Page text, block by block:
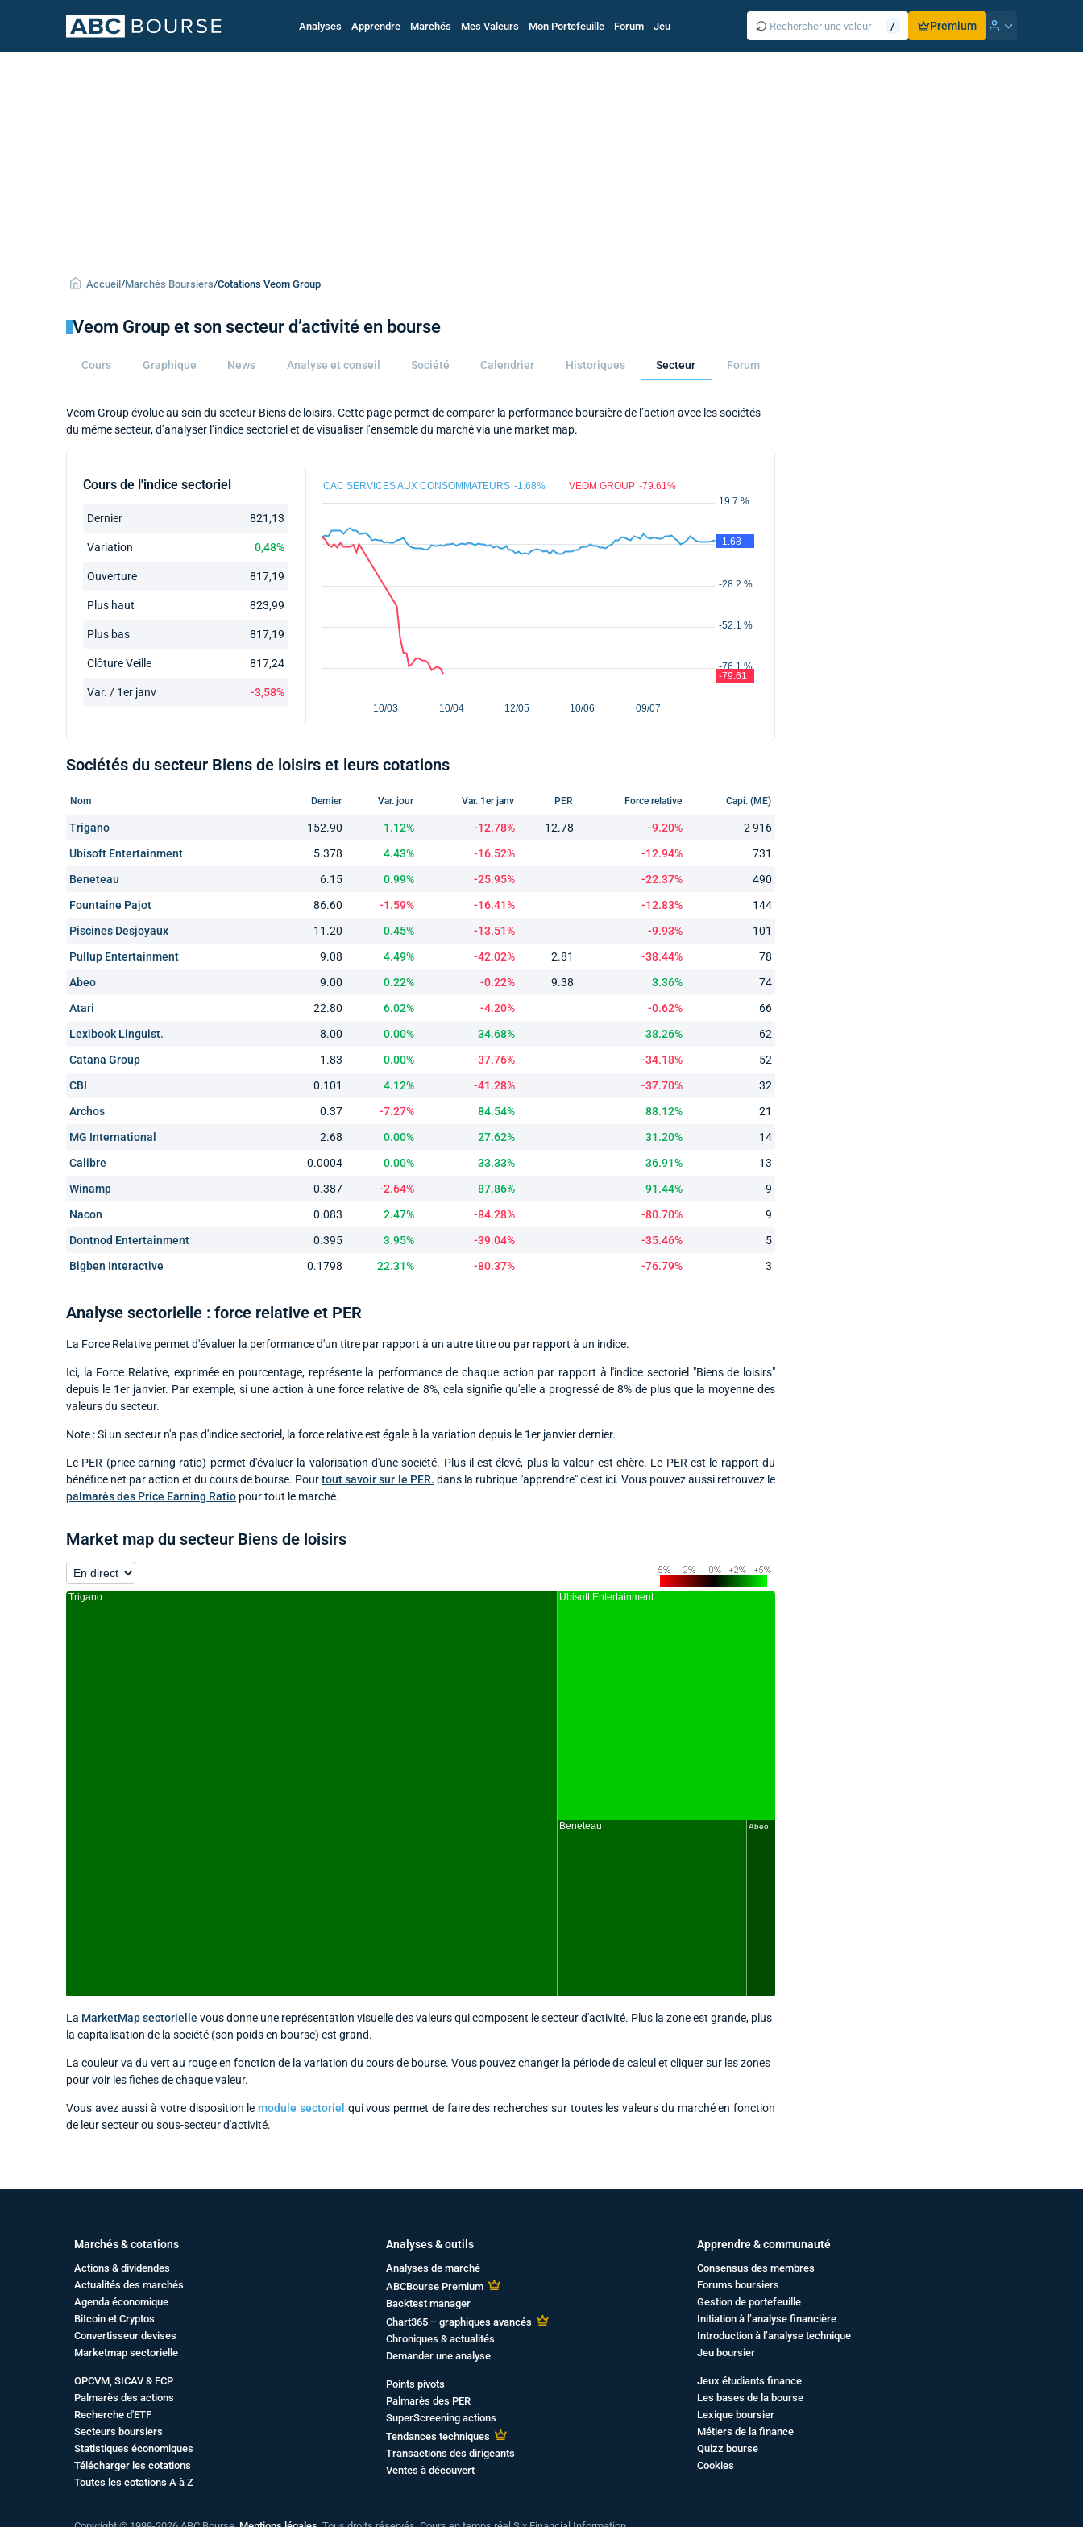
Analyses Apprendre Marchés Mes Valeurs Mon Portefeuille Forum Jeu ⌕ / Premium
Accueil /Marchés Boursiers/Cotations Veom Group
Veom Group et son secteur d’activité en bourse
Cours Graphique News Analyse et conseil Société Calendrier Historiques Secteur Forum
Veom Group évolue au sein du secteur Biens de loisirs. Cette page permet de comparer la performance boursière de l’action avec les sociétés
du même secteur, d’analyser l’indice sectoriel et de visualiser l’ensemble du marché via une market map.
Cours de l'indice sectoriel
Dernier 821,13
Variation 0,48%
Ouverture 817,19
Plus haut 823,99
Plus bas 817,19
Clôture Veille 817,24
Var. / 1er janv -3,58%
CAC SERVICES AUX CONSOMMATEURS -1.68% VEOM GROUP -79.61%
Sociétés du secteur Biens de loisirs et leurs cotations
Nom Dernier Var. jour Var. 1er janv PER Force relative Capi. (ME)
Trigano 152.90 1.12% -12.78% 12.78 -9.20%
2 916
Ubisoft Entertainment
5.378 4.43% -16.52% -12.94%
731
Beneteau
6.15 0.99% -25.95% -22.37%
490
Fountaine Pajot
86.60 -1.59% -16.41% -12.83%
144
Piscines Desjoyaux
11.20 0.45% -13.51% -9.93%
101
Pullup Entertainment
9.08 4.49% -42.02% 2.81 -38.44%
78
Abeo
9.00 0.22% -0.22% 9.38 3.36%
74
Atari
22.80 6.02% -4.20% -0.62%
66
Lexibook Linguist.
8.00 0.00% 34.68% 38.26%
62
Catana Group
1.83 0.00% -37.76% -34.18%
52
CBI
0.101 4.12% -41.28% -37.70%
32
Archos
0.37 -7.27% 84.54% 88.12%
21
MG International
2.68 0.00% 27.62% 31.20%
14
Calibre
0.0004 0.00% 33.33% 36.91%
13
Winamp
0.387 -2.64% 87.86% 91.44%
9
Nacon
0.083 2.47% -84.28% -80.70%
9
Dontnod Entertainment
0.395 3.95% -39.04% -35.46%
5
Bigben Interactive
0.1798 22.31% -80.37% -76.79% 3
Analyse sectorielle : force relative et PER
La Force Relative permet d'évaluer la performance d'un titre par rapport à un autre titre ou par rapport à un indice.
Ici, la Force Relative, exprimée en pourcentage, représente la performance de chaque action par rapport à l'indice sectoriel "Biens de loisirs"
depuis le 1er janvier. Par exemple, si une action à une force relative de 8%, cela signifie qu'elle a progressé de 8% de plus que la moyenne des
valeurs du secteur.
Note : Si un secteur n'a pas d'indice sectoriel, la force relative est égale à la variation depuis le 1er janvier dernier.
Le PER (price earning ratio) permet d'évaluer la valorisation d'une société. Plus il est élevé, plus la valeur est chère. Le PER est le rapport du
bénéfice net par action et du cours de bourse. Pourtout savoir sur le PER. dans la rubrique "apprendre" c'est ici. Vous pouvez aussi retrouvez le
palmarès des Price Earning Ratio pour tout le marché.
Market map du secteur Biens de loisirs
La MarketMap sectorielle vous donne une représentation visuelle des valeurs qui composent le secteur d'activité. Plus la zone est grande, plus
la capitalisation de la société (son poids en bourse) est grand.
La couleur va du vert au rouge en fonction de la variation du cours de bourse. Vous pouvez changer la période de calcul et cliquer sur les zones
pour voir les fiches de chaque valeur.
Vous avez aussi à votre disposition lemodule sectoriel qui vous permet de faire des recherches sur toutes les valeurs du marché en fonction
de leur secteur ou sous-secteur d'activité.
Marchés & cotations
Actions & dividendes
Actualités des marchés
Agenda économique
Bitcoin et Cryptos
Convertisseur devises
Marketmap sectorielle
OPCVM, SICAV & FCP
Palmarès des actions
Recherche d'ETF
Secteurs boursiers
Statistiques économiques
Télécharger les cotations
Toutes les cotations A à Z
Analyses & outils
Analyses de marché
ABCBourse Premium
Backtest manager
Chart365 – graphiques avancés
Chroniques & actualités
Demander une analyse
Points pivots
Palmarès des PER
SuperScreening actions
Tendances techniques
Transactions des dirigeants
Ventes à découvert
Apprendre & communauté
Consensus des membres
Forums boursiers
Gestion de portefeuille
Initiation à l’analyse financière
Introduction à l’analyse technique
Jeu boursier
Jeux étudiants finance
Les bases de la bourse
Lexique boursier
Métiers de la finance
Quizz bourse
Cookies